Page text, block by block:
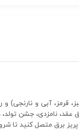
قرمز، آبی و نارنجی)
و طول 9 متری است که آن را برای
برق متصل کنید تا